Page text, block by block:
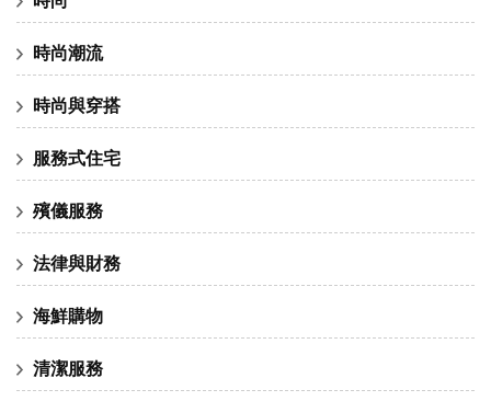
時尚潮流
時尚與穿搭
服務式住宅
殯儀服務
法律與財務
海鮮購物
清潔服務